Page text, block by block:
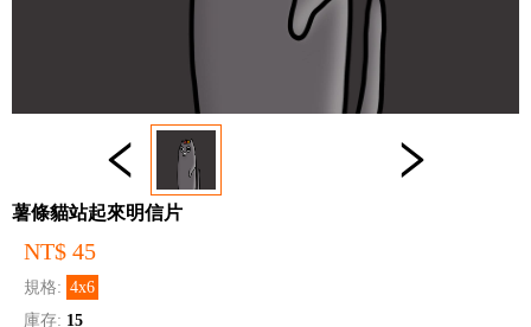
薯條貓站起來明信片
NT$ 45
規格: 4x6
庫存: 15